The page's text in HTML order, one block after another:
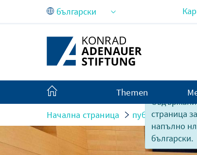
Skip to Main Content
страница
напълно
български.
Themen
Начална страница публикации